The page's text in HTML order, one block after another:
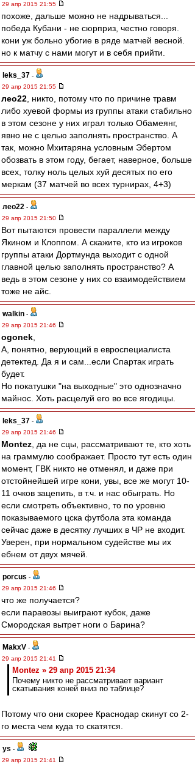
29 апр 2015 21:55
похоже, дальше можно не надрываться...
победа Кубани - не сюрприз, честно говоря.
кони уж больно убогие в ряде матчей весной.
но к матчу с нами могут и в себя прийти.
leks_37 -
29 апр 2015 21:55
лео22 , никто, потому что по причине травм
либо хуевой формы из группы атаки стабильно
в этом сезоне у них играл только Обамеянг,
явно не с целью заполнять пространство. А
так, можно Мхитаряна условным Эбертом
обозвать в этом году, бегает, наверное, больше
всех, толку ноль целых хуй десятых по его
меркам (37 матчей во всех турнирах, 4+3)
лео22 -
29 апр 2015 21:50
Вот пытаются провести параллели между
Якином и Клоппом. А скажите, кто из игроков
группы атаки Дортмунда выходит с одной
главной целью заполнять пространство? А
ведь в этом сезоне у них со взаимодействием
тоже не айс.
walkin -
29 апр 2015 21:46
ogonek
А, понятно, верующий в евроспециалиста
детектед. Да я и сам...если Спартак играть
будет.
Но покатушки "на выходные" это однозначно
майнос. Хоть расцелуй его во все ягодицы.
leks_37 -
29 апр 2015 21:46
Montez , да не сцы, рассматривают те, кто хоть
на граммулю соображает. Просто тут есть один
момент, ГВК никто не отменял, и даже при
отстойнейшей игре кони, увы, все же могут 10-
11 очков зацепить, в т.ч. и нас обыграть. Но
если смотреть объективно, то по уровню
показываемого цска футбола эта команда
сейчас даже в десятку лучших в ЧР не входит.
Уверен, при нормальном судействе мы их
ебнем от двух мячей.
porcus -
29 апр 2015 21:46
что же получается?
если паравозы выиграют кубок, даже
Смородская вытрет ноги о Барина?
MakxV -
29 апр 2015 21:41
Montez » 29 апр 2015 21:34
Почему никто не рассматривает вариант
скатывания коней вниз по таблице?
Потому что они скорее Краснодар скинут со 2-
го места чем куда то скатятся.
ys -
29 апр 2015 21:41